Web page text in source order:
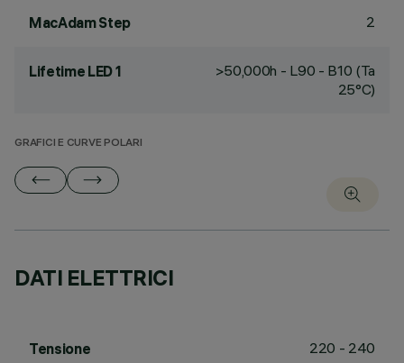
MacAdam Step 2
Lifetime LED 1
>50,000h - L90 - B10 (Ta
25°C)
GRAFICI E CURVE POLARI
DATI ELETTRICI
Tensione 220 - 240